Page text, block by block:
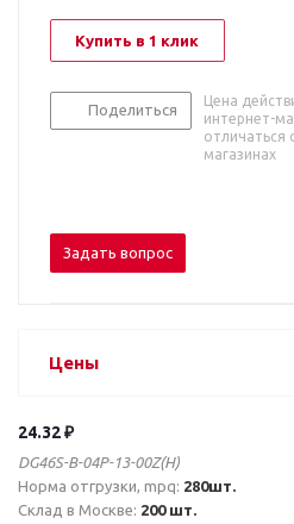
Купить в 1 клик
Поделиться
Цена
интернет-
отличаться
магазинах
Задать вопрос
Цены
24.32 ₽
DG46S-B-04P-13-00Z(H)
Норма отгрузки, mpq: 280шт.
Склад в Москве: 200 шт.